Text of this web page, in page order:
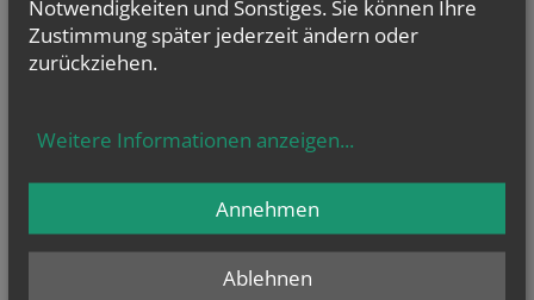
Notwendigkeiten und Sonstiges. Sie können Ihre
Zustimmung später jederzeit ändern oder
zurückziehen.
Weitere Informationen anzeigen...
Ablehnen
Annehmen